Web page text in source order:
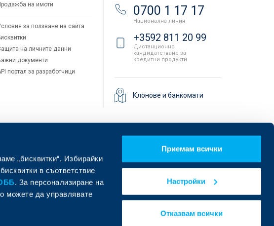
„бисквитки“. Избирайки
в съответствие
. За персонализиране на
можете да управлявате
Приемам всички
Настройки
Отказвам всички
на имоти
за ползване на сайта
на личните данни
документи
портал за разработчици
0700 1 17 17
Национална линия
+3592 811 20 99
Дистанционно
кандидатстване за
кредитни продукти
Клонове и банкомати
Намерете ни в социалните мрежи: